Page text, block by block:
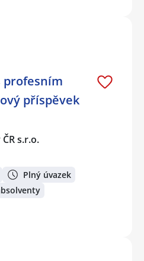
profesním
příspěvek
s.r.o.
Plný úvazek